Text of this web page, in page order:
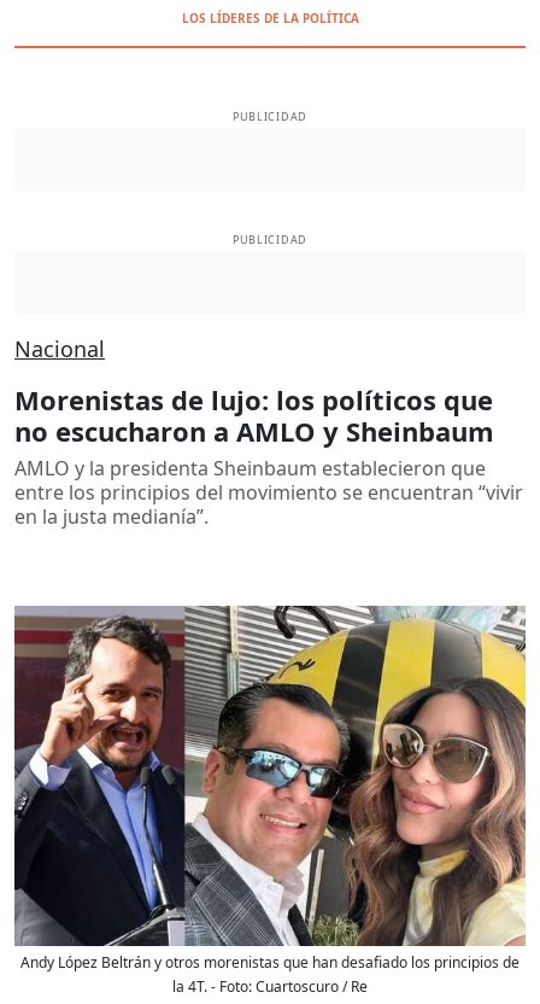
LOS LÍDERES DE LA POLÍTICA
PUBLICIDAD
PUBLICIDAD
Nacional
Morenistas de lujo: los políticos que
no escucharon a AMLO y Sheinbaum
AMLO y la presidenta Sheinbaum establecieron que
entre los principios del movimiento se encuentran “vivir
en la justa medianía”.
Andy López Beltrán y otros morenistas que han desafiado los principios de
la 4T.- Foto:Cuartoscuro / Re